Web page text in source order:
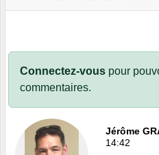
Connectez-vous pour
commentaires.
Jérôme
14:42